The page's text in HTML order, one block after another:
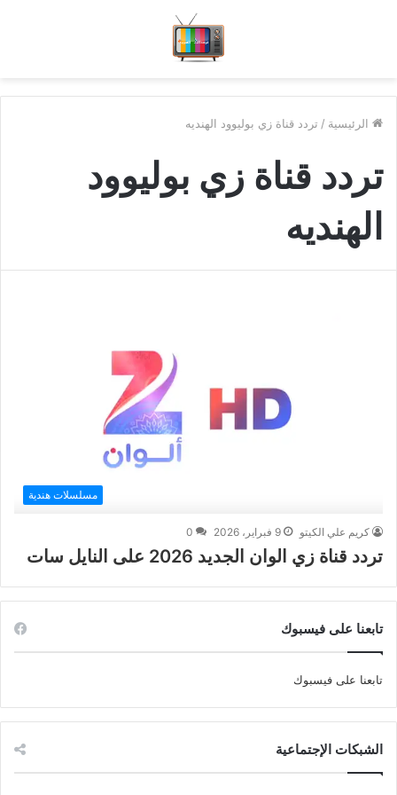
الرئيسية / تردد قناة زي بوليوود الهنديه
تردد قناة زي بوليوود
الهنديه
مسلسلات هندية
كريم علي الكيتو 9 فبراير، 2026 0
تردد قناة زي الوان الجديد 2026 على النايل سات
تابعنا على فيسبوك
تابعنا على فيسبوك
الشبكات الإجتماعية